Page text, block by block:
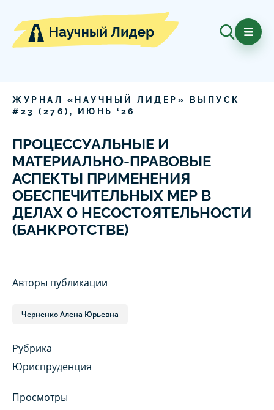
ЖУРНАЛ «НАУЧНЫЙ ЛИДЕР» ВЫПУСК
# 23 ( 276 ), ИЮНЬ ‘ 26
ПРОЦЕССУАЛЬНЫЕ И
МАТЕРИАЛЬНО-ПРАВОВЫЕ
АСПЕКТЫ ПРИМЕНЕНИЯ
ОБЕСПЕЧИТЕЛЬНЫХ МЕР В
ДЕЛАХ О НЕСОСТОЯТЕЛЬНОСТИ
(БАНКРОТСТВЕ)
Авторы публикации
Черненко Алена Юрьевна
Рубрика
Юриспруденция
Просмотры